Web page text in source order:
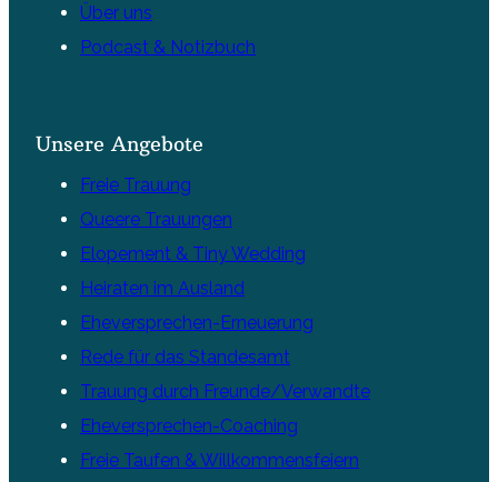
Über uns
Podcast & Notizbuch
Unsere Angebote
Freie Trauung
Queere Trauungen
Elopement & Tiny Wedding
Heiraten im Ausland
Eheversprechen-Erneuerung
Rede für das Standesamt
Trauung durch Freunde/Verwandte
Eheversprechen-Coaching
Freie Taufen & Willkommensfeiern